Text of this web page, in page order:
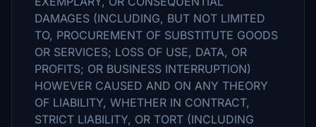
DAMAGES (INCLUDING, BUT NOT LIMITED
TO, PROCUREMENT OF SUBSTITUTE GOODS
OR SERVICES; LOSS OF USE, DATA, OR
PROFITS; OR BUSINESS INTERRUPTION)
HOWEVER CAUSED AND ON ANY THEORY
OF LIABILITY, WHETHER IN CONTRACT,
STRICT LIABILITY, OR TORT (INCLUDING